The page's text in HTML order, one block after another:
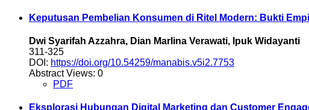
Keputusan Pembelian Konsumen di Ritel Modern: Bukti
Dwi Syarifah Azzahra, Dian Marlina Verawati, Ipuk Widayanti
311-325
DOI: https://doi.org/10.54259/manabis.v5i2.7753
Abstract Views: 0
PDF
Eksplorasi Hubungan Digital Marketing dan Customer